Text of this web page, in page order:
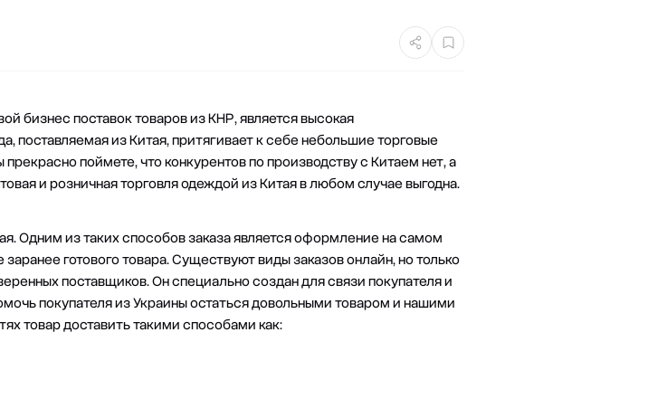
бизнес поставок товаров из КНР, является высокая
поставляемая из Китая, притягивает к себе небольшие торговые
поймете, что конкурентов по производству с Китаем нет, а
и розничная торговля одеждой из Китая в любом случае выгодна.
Одним из таких способов заказа является оформление на самом
готового товара. Существуют виды заказов онлайн, но только
поставщиков. Он специально создан для связи покупателя и
покупателя из Украины остаться довольными товаром и нашими
товар доставить такими способами как: